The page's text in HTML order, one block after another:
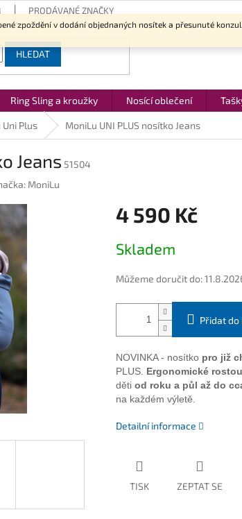
zpoždění v dodání objednaných nosítek a přesunuté
PRODÁVANÉ ZNAČKY
HLEDAT
Ring Sling a kroužky Nosící oblečení
Plus MoniLu UNI PLUS nosítko Jeans
Jeans 51504
MoniLu
4 590 Kč
cena:
Skladem
Můžeme doručit do:
Přidat do
NOVINKA - nosítko pro již
PLUS. Ergonomické
děti od roku a půl až do
na každém výletě.
Detailní informace
TISK ZEPTAT SE